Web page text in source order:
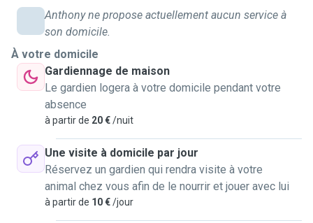
Anthony ne propose actuellement aucun service à
son domicile.
À votre domicile
Gardiennage de maison
Le gardien logera à votre domicile pendant votre
absence
à partir de 20 €/nuit
Une visite à domicile par jour
Réservez un gardien qui rendra visite à votre
animal chez vous afin de le nourrir et jouer avec lui
à partir de 10 €/jour